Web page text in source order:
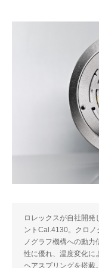
ロレックスが自社開発
ントCal.4130。クロノ
ノグラフ機構への動
性に優れ、温度変化に
ヘアスプリングを搭載